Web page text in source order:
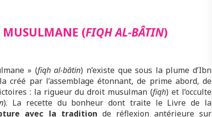
(FIQH AL-BÂTIN)
» (fiqh al-bâtin) n’existe que sous la plume d’Ibn
créé par l’assemblage étonnant, de prime abord, de
: la rigueur du droit musulman (fiqh) et l’occulte
). La recette du bonheur dont traite le Livre de la
avec la tradition de réflexion antérieure sur